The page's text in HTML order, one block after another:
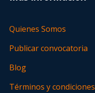
Quienes Somos
Publicar convocatoria
Blog
Términos y condiciones